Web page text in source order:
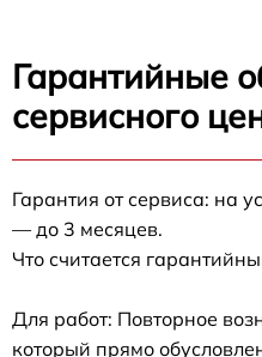
Гарантийные
сервисного
Гарантия от сервиса: на
— до 3 месяцев.
Что считается
Для работ: Повторное
который прямо